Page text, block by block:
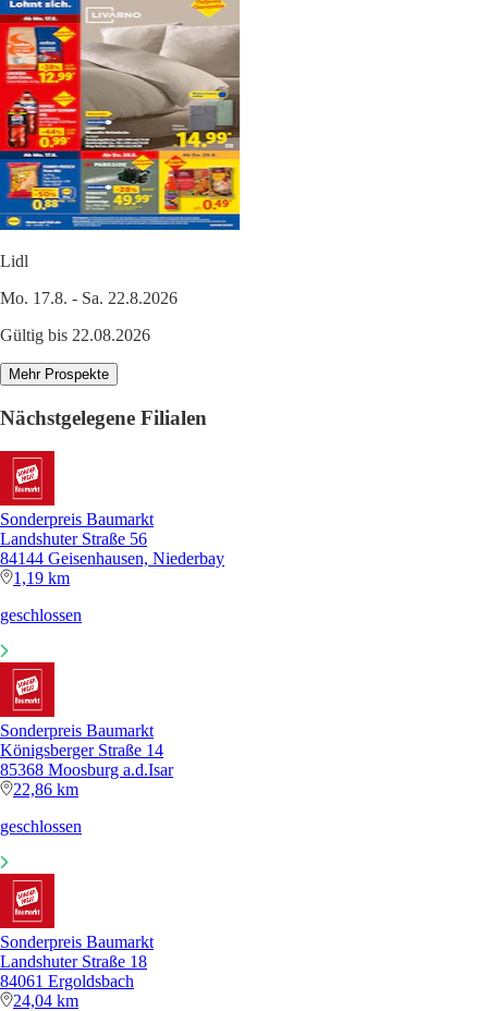
Lidl
Mo. 17.8. - Sa. 22.8.2026
Gültig bis 22.08.2026
Mehr Prospekte
Nächstgelegene Filialen
Sonderpreis Baumarkt
Landshuter Straße 56
84144 Geisenhausen, Niederbay
1,19 km
geschlossen
Sonderpreis Baumarkt
Königsberger Straße 14
85368 Moosburg a.d.Isar
22,86 km
geschlossen
Sonderpreis Baumarkt
Landshuter Straße 18
84061 Ergoldsbach
24,04 km